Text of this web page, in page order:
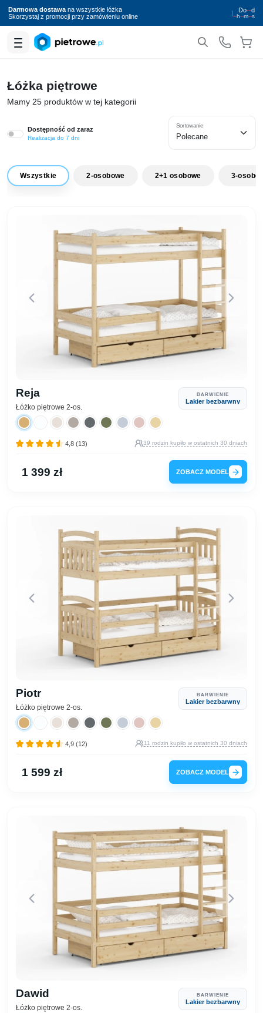
Darmowa dostawa na wszystkie łóżka
Skorzystaj z promocji przy zamówieniu online
| Do--d
--h--m--s
Łóżka piętrowe
Mamy 25 produktów w tej kategorii
Dostępność od zaraz
Realizacja do 7 dni
Sortowanie
Wszystkie 2‑osobowe 2+1 osobowe
Reja
Łóżko piętrowe 2-os.
BARWIENIE
Lakier bezbarwny
4,8 (13) 39 rodzin kupiło w ostatnich 30 dniach
1 399 zł ZOBACZ MODEL
Piotr
Łóżko piętrowe 2-os.
BARWIENIE
Lakier bezbarwny
4,9 (12) 11 rodzin kupiło w ostatnich 30 dniach
1 599 zł ZOBACZ MODEL
Dawid
Łóżko piętrowe 2-os.
BARWIENIE
Lakier bezbarwny